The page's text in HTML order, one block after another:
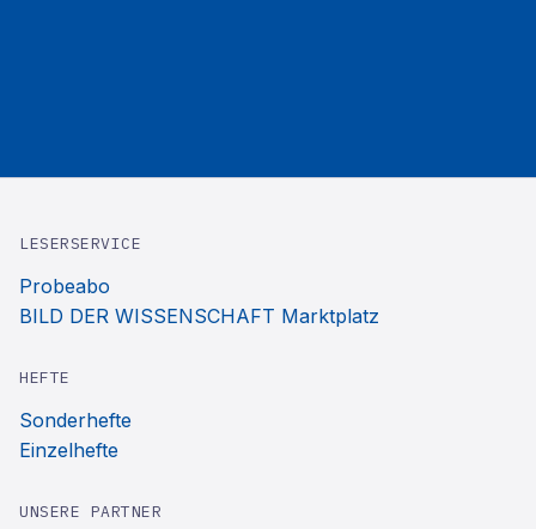
LESERSERVICE
Probeabo
BILD DER WISSENSCHAFT Marktplatz
HEFTE
Sonderhefte
Einzelhefte
UNSERE PARTNER